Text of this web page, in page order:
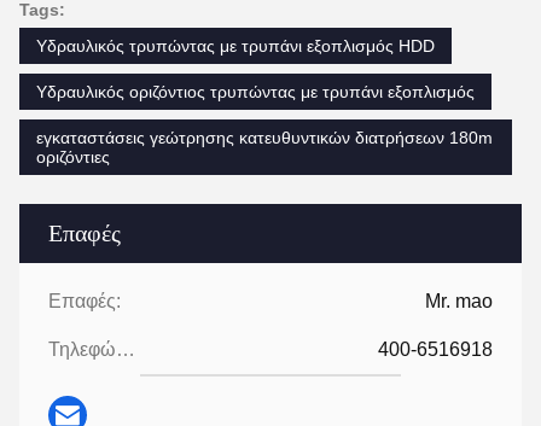
Επαφές
Επαφές: Mr. mao
Τηλεφώνημα: 400-6516918
Tags:
Υδραυλικός τρυπώντας με τρυπάνι εξοπλισμός HDD
Υδραυλικός οριζόντιος τρυπώντας με τρυπάνι εξοπλισμός
εγκαταστάσεις γεώτρησης κατευθυντικών διατρήσεων 180m
οριζόντιες